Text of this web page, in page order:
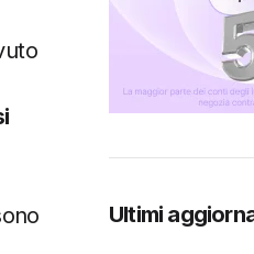
Ultimi